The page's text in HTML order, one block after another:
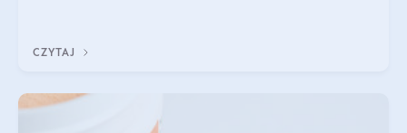
CZYTAJ